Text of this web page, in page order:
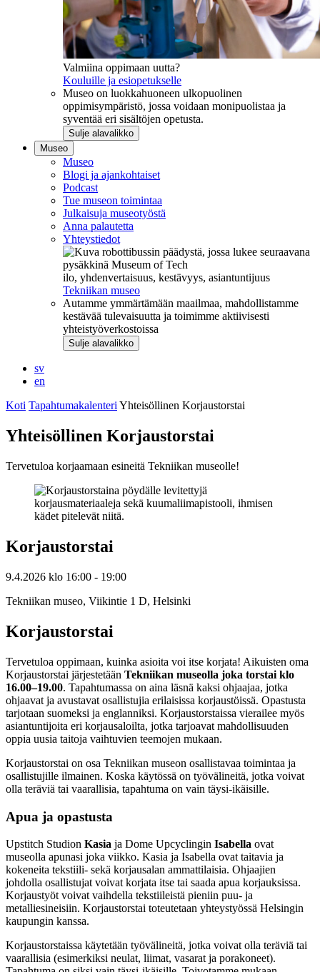
Valmiina oppimaan uutta?
Kouluille ja esiopetukselle
Museo on luokkahuoneen ulkopuolinen
oppimisympäristö, jossa voidaan monipuolistaa ja
syventää eri sisältöjen opetusta.
Sulje alavalikko
Museo
Museo
Blogi ja ajankohtaiset
Podcast
Tue museon toimintaa
Julkaisuja museotyöstä
Anna palautetta
Yhteystiedot
ilo, yhdenvertaisuus, kestävyys, asiantuntijuus
Tekniikan museo
Autamme ymmärtämään maailmaa, mahdollistamme
kestävää tulevaisuutta ja toimimme aktiivisesti
yhteistyöverkostoissa
Sulje alavalikko
sv
en
Koti Tapahtumakalenteri Yhteisöllinen Korjaustorstai
Yhteisöllinen Korjaustorstai
Tervetuloa korjaamaan esineitä Tekniikan museolle!
Korjaustorstai
9.4.2026 klo 16:00 - 19:00
Tekniikan museo, Viikintie 1 D, Helsinki
Korjaustorstai
Tervetuloa oppimaan, kuinka asioita voi itse korjata! Aikuisten oma
Korjaustorstai järjestetään Tekniikan museolla joka torstai klo
16.00–19.00. Tapahtumassa on aina läsnä kaksi ohjaajaa, jotka
ohjaavat ja avustavat osallistujia erilaisissa korjaustöissä. Opastusta
tarjotaan suomeksi ja englanniksi. Korjaustorstaissa vierailee myös
asiantuntijoita eri korjausaloilta, jotka tarjoavat mahdollisuuden
oppia uusia taitoja vaihtuvien teemojen mukaan.
Korjaustorstai on osa Tekniikan museon osallistavaa toimintaa ja
osallistujille ilmainen. Koska käytössä on työvälineitä, jotka voivat
olla teräviä tai vaarallisia, tapahtuma on vain täysi-ikäisille.
Apua ja opastusta
Upstitch Studion Kasia ja Dome Upcyclingin Isabella ovat
museolla apunasi joka viikko. Kasia ja Isabella ovat taitavia ja
kokeneita tekstiili- sekä korjausalan ammattilaisia. Ohjaajien
johdolla osallistujat voivat korjata itse tai saada apua korjauksissa.
Korjaustyöt voivat vaihdella tekstiileistä pieniin puu- ja
metalliesineisiin. Korjaustorstai toteutetaan yhteystyössä Helsingin
kaupungin kanssa.
Korjaustorstaissa käytetään työvälineitä, jotka voivat olla teräviä tai
vaarallisia (esimerkiksi neulat, liimat, vasarat ja porakoneet).